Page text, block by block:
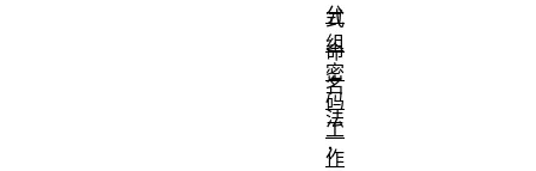
式
命
名
法
：
分
组
密
码
工
作